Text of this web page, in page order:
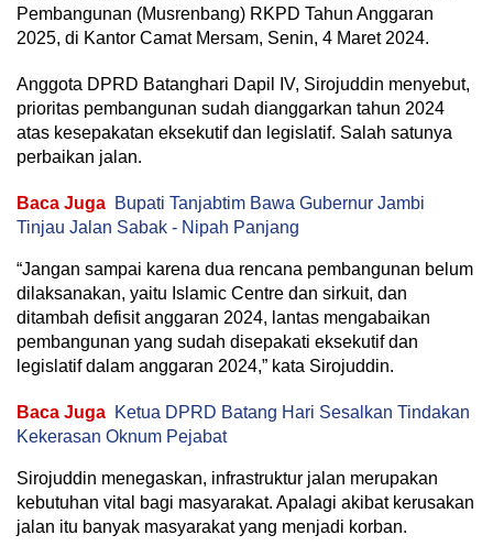
Pembangunan (Musrenbang) RKPD Tahun Anggaran
2025, di Kantor Camat Mersam, Senin, 4 Maret 2024.
Anggota DPRD Batanghari Dapil IV, Sirojuddin menyebut,
prioritas pembangunan sudah dianggarkan tahun 2024
atas kesepakatan eksekutif dan legislatif. Salah satunya
perbaikan jalan.
Baca Juga Bupati Tanjabtim Bawa Gubernur Jambi
Tinjau Jalan Sabak - Nipah Panjang
“Jangan sampai karena dua rencana pembangunan belum
dilaksanakan, yaitu Islamic Centre dan sirkuit, dan
ditambah defisit anggaran 2024, lantas mengabaikan
pembangunan yang sudah disepakati eksekutif dan
legislatif dalam anggaran 2024,” kata Sirojuddin.
Baca Juga Ketua DPRD Batang Hari Sesalkan Tindakan
Kekerasan Oknum Pejabat
Sirojuddin menegaskan, infrastruktur jalan merupakan
kebutuhan vital bagi masyarakat. Apalagi akibat kerusakan
jalan itu banyak masyarakat yang menjadi korban.